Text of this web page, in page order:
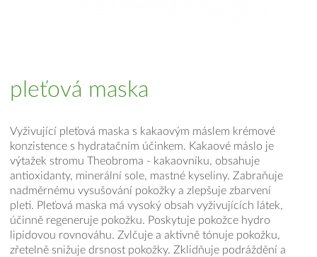
pleťová maska
Vyživující pleťová maska s kakaovým máslem krémové
konzistence s hydratačním účinkem. Kakaové máslo je
výtažek stromu Theobroma - kakaovníku, obsahuje
antioxidanty, minerální sole, mastné kyseliny. Zabraňuje
nadměrnému vysušování pokožky a zlepšuje zbarvení
pleti. Pleťová maska má vysoký obsah vyživujících látek,
účinně regeneruje pokožku. Poskytuje pokožce hydro
lipidovou rovnováhu. Zvlčuje a aktivně tónuje pokožku,
zřetelně snižuje drsnost pokožky. Zklidňuje podráždění a